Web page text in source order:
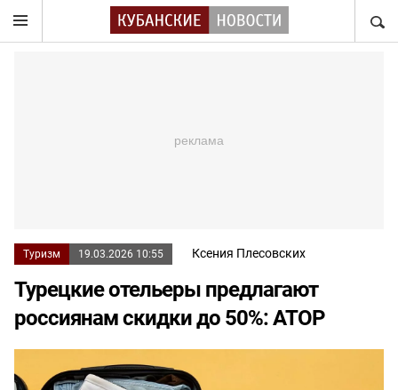
Туризм 19.03.2026 10:55 Ксения Плесовских
Турецкие отельеры предлагают
россиянам скидки до 50%: АТОР